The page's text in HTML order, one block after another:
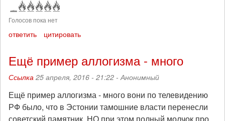
Голосов пока нет
ответить цитировать
Ещё пример аллогизма - много
Ссылка 25 апреля, 2016 - 21:22 -Анонимный
Ещё пример аллогизма - много вони по телевидению
РФ было, что в Эстонии тамошние власти перенесли